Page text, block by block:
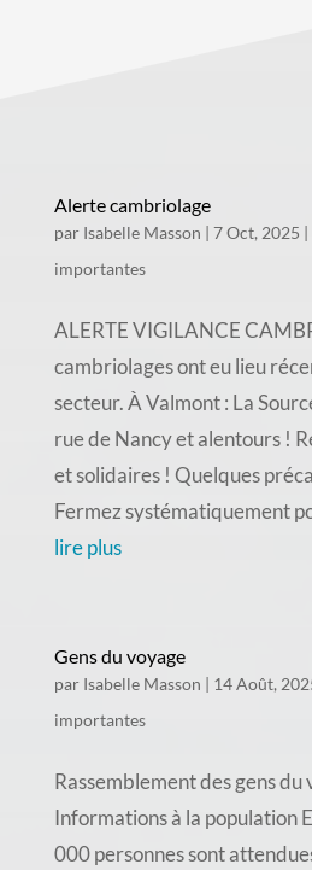
Alerte cambriolage
par Isabelle Masson | 7 Oct, 2025 |
importantes
ALERTE VIGILANCE
cambriolages ont eu lieu
secteur. À Valmont : La
rue de Nancy et alentours !
et solidaires ! Quelques
Fermez systématiquement
lire plus
Gens du voyage
par Isabelle Masson | 14 Août,
importantes
Rassemblement des gens du
Informations à la population
000 personnes sont